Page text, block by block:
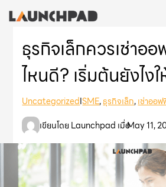
ธุรกิจเล็กควรเช่าอ
ไหนดี? เริ่มต้นยังไง
UncategorizedISME, ธุรกิจเล็ก, เช่าออ
เขียนโดย Launchpad เมื่อMay 11,